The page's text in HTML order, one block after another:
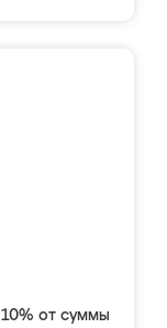
10% от суммы